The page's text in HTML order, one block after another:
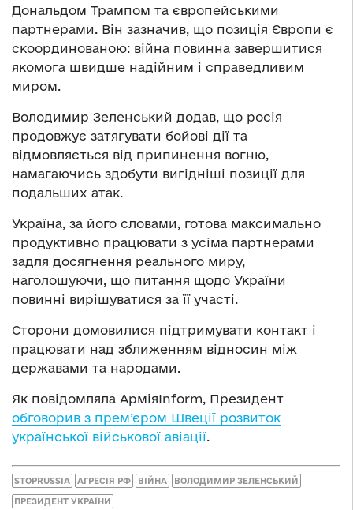
Дональдом Трампом та європейськими
партнерами. Він зазначив, що позиція Європи є
скоординованою: війна повинна завершитися
якомога швидше надійним і справедливим
миром.
Володимир Зеленський додав, що росія
продовжує затягувати бойові дії та
відмовляється від припинення вогню,
намагаючись здобути вигідніші позиції для
подальших атак.
Україна, за його словами, готова максимально
продуктивно працювати з усіма партнерами
задля досягнення реального миру,
наголошуючи, що питання щодо України
повинні вирішуватися за її участі.
Сторони домовилися підтримувати контакт і
працювати над зближенням відносин між
державами та народами.
Як повідомляла АрміяInform, Президент
обговорив з прем’єром Швеції розвиток
української військової авіації.
STOPRUSSIA АГРЕСІЯ РФ ВІЙНА ВОЛОДИМИР ЗЕЛЕНСЬКИЙ
ПРЕЗИДЕНТ УКРАЇНИ